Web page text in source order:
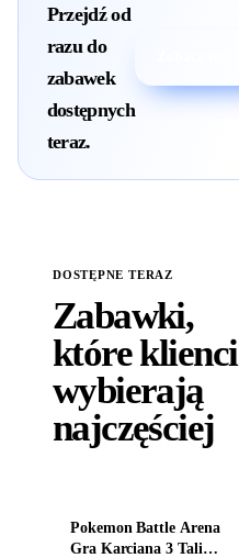
Przejdź od
razu do
zabawek
dostępnych
teraz.
DOSTĘPNE TERAZ
Zabawki,
które klienci
wybierają
najczęściej
Pokemon Battle Arena
Gra Karciana 3 Talie